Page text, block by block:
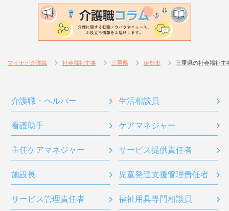
マイナビ介護職 社会福祉主事 三重県 伊勢市 三重県の社会福祉主
介護職・ヘルパー 生活相談員
看護助手 ケアマネジャー
主任ケアマネジャー サービス提供責任者
施設長 児童発達支援管理責任者
サービス管理責任者 福祉用具専門相談員